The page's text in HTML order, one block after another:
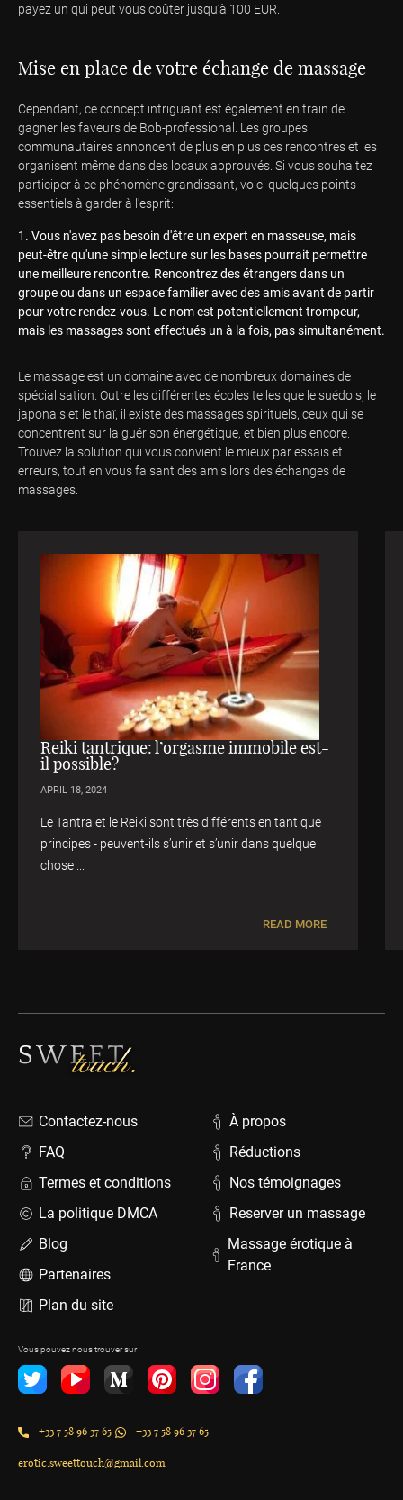
payez un qui peut vous coûter jusqu’à 100 EUR.
Mise en place de votre échange de massage
Cependant, ce concept intriguant est également en train de
gagner les faveurs de Bob-professional. Les groupes
communautaires annoncent de plus en plus ces rencontres et les
organisent même dans des locaux approuvés. Si vous souhaitez
participer à ce phénomène grandissant, voici quelques points
essentiels à garder à l'esprit:
Vous n'avez pas besoin d'être un expert en masseuse, mais
peut-être qu'une simple lecture sur les bases pourrait permettre
une meilleure rencontre. Rencontrez des étrangers dans un
groupe ou dans un espace familier avec des amis avant de partir
pour votre rendez-vous. Le nom est potentiellement trompeur,
mais les massages sont effectués un à la fois, pas simultanément.
Le massage est un domaine avec de nombreux domaines de
spécialisation. Outre les différentes écoles telles que le suédois, le
japonais et le thaï, il existe des massages spirituels, ceux qui se
concentrent sur la guérison énergétique, et bien plus encore.
Trouvez la solution qui vous convient le mieux par essais et
erreurs, tout en vous faisant des amis lors des échanges de
massages.
Reiki tantrique: l’orgasme immobile est-
il possible?
APRIL 18, 2024
Le Tantra et le Reiki sont très différents en tant que
principes - peuvent-ils s’unir et s’unir dans quelque
chose ...
READ MORE
Vous pouvez nous trouver sur
Contactez-nous
FAQ
Termes et conditions
La politique DMCA
Blog
Partenaires
Plan du site
À propos
Réductions
Nos témoignages
Reserver un massage
Massage érotique à
France
+33 7 58 96 37 65 +33 7 58 96 37 65
erotic.sweettouch@gmail.com